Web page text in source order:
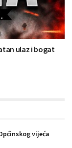
ulaz i bogat
vijeća